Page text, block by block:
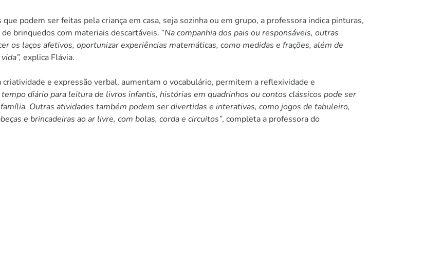
podem ser feitas pela criança em casa, seja sozinha ou em grupo, a professora indica pinturas,
brinquedos com materiais descartáveis. “Na companhia dos pais ou responsáveis, outras
os laços afetivos, oportunizar experiências matemáticas, como medidas e frações, além de
explica Flávia.
e expressão verbal, aumentam o vocabulário, permitem a reflexividade e
diário para leitura de livros infantis, histórias em quadrinhos ou contos clássicos pode ser
Outras atividades também podem ser divertidas e interativas, como jogos de tabuleiro,
e brincadeiras ao ar livre, com bolas, corda e circuitos”, completa a professora do